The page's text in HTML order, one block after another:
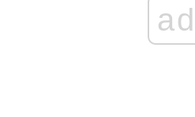
ad